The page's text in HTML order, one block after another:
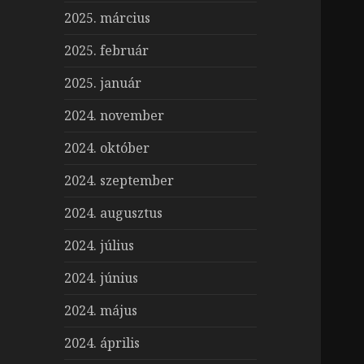
2025. március
2025. február
2025. január
2024. november
2024. október
2024. szeptember
2024. augusztus
2024. július
2024. június
2024. május
2024. április